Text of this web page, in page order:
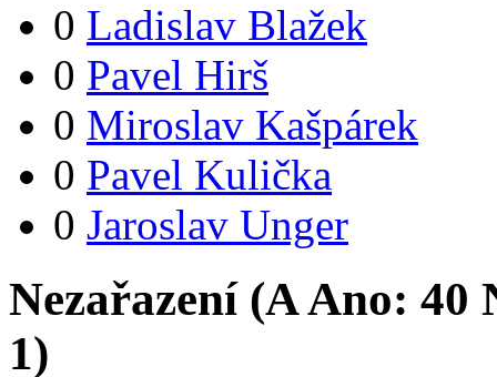
0 Ladislav Blažek
0 Pavel Hirš
0 Miroslav Kašpárek
0 Pavel Kulička
0 Jaroslav Unger
Nezařazení (AAno: 40
1)